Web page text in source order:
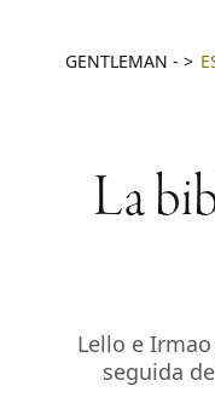
GENTLEMAN -
La
Lello e
seguida